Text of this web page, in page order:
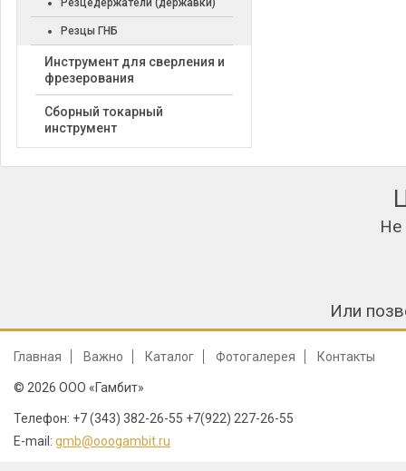
Резцедержатели (державки)
Резцы ГНБ
Инструмент для сверления и
фрезерования
Сборный токарный
инструмент
Не
Или
Главная Важно Каталог Фотогалерея Контакты
© 2026 ООО «Гамбит»
Телефон: +7 (343) 382-26-55 +7(922) 227-26-55
E-mail: gmb@ooogambit.ru